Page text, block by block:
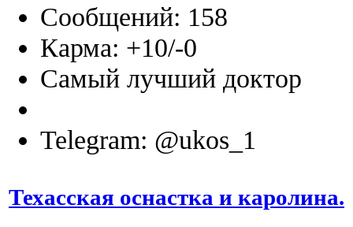
Сообщений: 158
Карма: +10/-0
Самый лучший доктор
Telegram: @ukos_1
Техасская оснастка и каролина.